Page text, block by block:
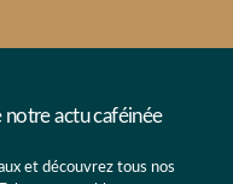
notre actu caféinée
et découvrez tous nos